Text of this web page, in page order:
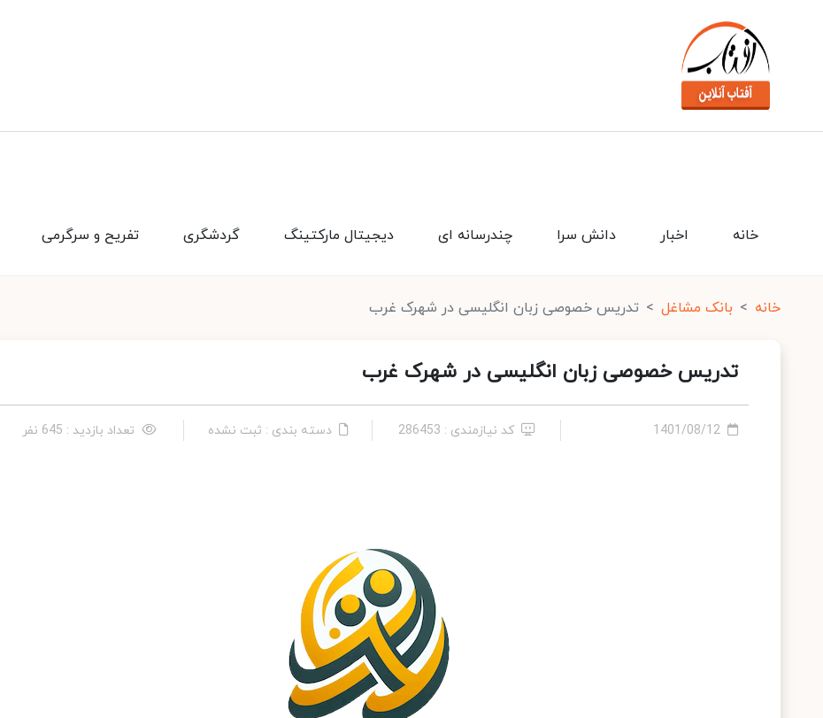
تفریح و سرگرمی گردشگری دیجیتال مارکتینگ چندرسانه ای دانش سرا اخبار خانه
خانه بانک مشاغل تدریس خصوصی زبان انگلیسی در شهرک غرب
تدریس خصوصی زبان انگلیسی در شهرک غرب
1401/08/12 کد نیازمندی : 286453 دسته بندی : ثبت نشده تعداد بازدید : 645 نفر